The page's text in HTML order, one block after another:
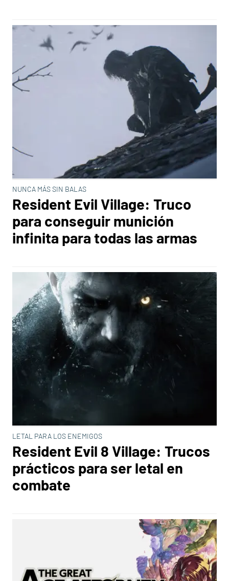
NUNCA MÁS SIN BALAS
Resident Evil Village: Truco
para conseguir munición
infinita para todas las armas
LETAL PARA LOS ENEMIGOS
Resident Evil 8 Village: Trucos
prácticos para ser letal en
combate